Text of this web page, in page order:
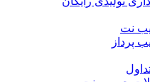
نت
پرداز